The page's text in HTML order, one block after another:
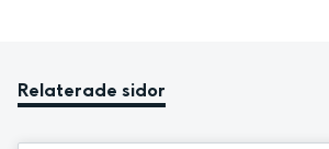
Relaterade sidor